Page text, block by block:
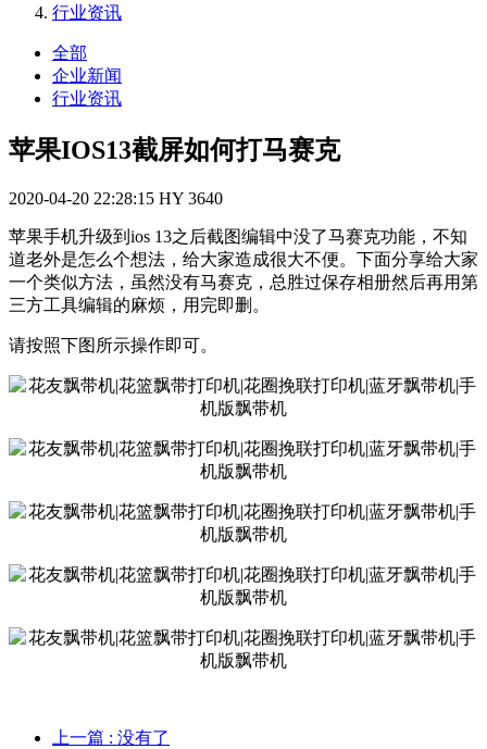
行业资讯
全部
企业新闻
行业资讯
苹果IOS13截屏如何打马赛克
2020-04-20 22:28:15 HY 3640
苹果手机升级到ios 13之后截图编辑中没了马赛克功能，不知
道老外是怎么个想法，给大家造成很大不便。下面分享给大家
一个类似方法，虽然没有马赛克，总胜过保存相册然后再用第
三方工具编辑的麻烦，用完即删。
请按照下图所示操作即可。
上一篇 : 没有了